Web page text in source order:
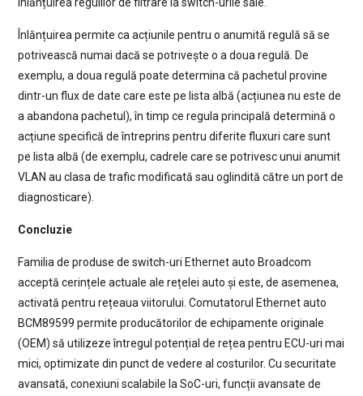
Înlănțuirea permite ca acțiunile pentru o anumită regulă să se
potrivească numai dacă se potrivește o a doua regulă. De
exemplu, a doua regulă poate determina că pachetul provine
dintr-un flux de date care este pe lista albă (acțiunea nu este de
a abandona pachetul), în timp ce regula principală determină o
acțiune specifică de întreprins pentru diferite fluxuri care sunt
pe lista albă (de exemplu, cadrele care se potrivesc unui anumit
VLAN au clasa de trafic modificată sau oglindită către un port de
diagnosticare).
Concluzie
Familia de produse de switch-uri Ethernet auto Broadcom
acceptă cerințele actuale ale rețelei auto și este, de asemenea,
activată pentru rețeaua viitorului. Comutatorul Ethernet auto
BCM89599 permite producătorilor de echipamente originale
(OEM) să utilizeze întregul potențial de rețea pentru ECU-uri mai
mici, optimizate din punct de vedere al costurilor. Cu securitate
avansată, conexiuni scalabile la SoC-uri, funcții avansate de